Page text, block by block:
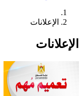
الإعلانات